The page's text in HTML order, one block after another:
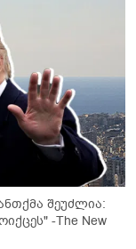
შეუძლია:
New